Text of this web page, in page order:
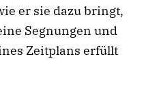
er sie dazu bringt,
Segnungen und
Zeitplans erfüllt